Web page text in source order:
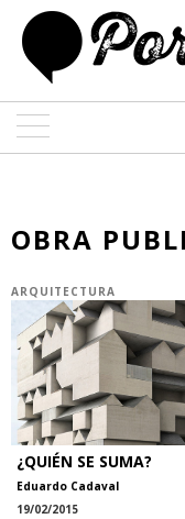
OBRA
ARQUITECTURA
¿QUIÉN SE SUMA?
Eduardo Cadaval
19/02/2015